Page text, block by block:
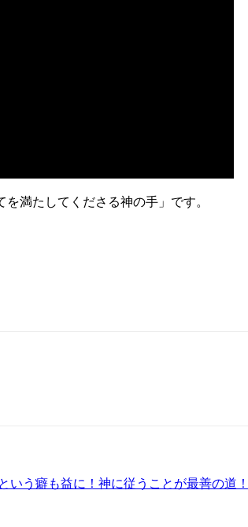
満たしてくださる神の手」です。
いう癖も益に！神に従うことが最善の道！